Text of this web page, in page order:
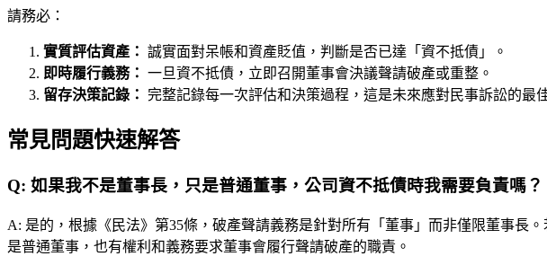
請務必：
實質評估資產： 誠實面對呆帳和資產貶值，判斷是否已達「資不抵債」。
即時履行義務： 一旦資不抵債，立即召開董事會決議聲請破產或重整。
留存決策記錄： 完整記錄每一次評估和決策過程，這是未來應對民事訴訟的最
常見問題快速解答
Q: 如果我不是董事長，只是普通董事，公司資不抵債時我需要負責嗎？
A: 是的，根據《民法》第35條，破產聲請義務是針對所有「董事」而非僅限董事長
是普通董事，也有權利和義務要求董事會履行聲請破產的職責。